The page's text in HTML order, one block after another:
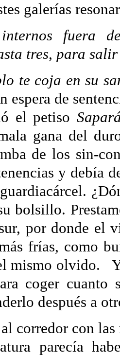
galerías
fuera
tres, para
te coja en su
espera de
el petiso
gana del
de los sin-
y debía
bolsillo.
por donde el
frías, como
mismo olvido.
coger cuanto
después a
corredor con
parecía